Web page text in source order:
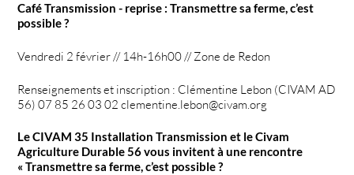
Café Transmission - reprise : Transmettre sa ferme, c’est
possible ?
Vendredi 2 février // 14h-16h00 // Zone de Redon
Renseignements et inscription : Clémentine Lebon (CIVAM AD
56) 07 85 26 03 02 clementine.lebon@civam.org
Le CIVAM 35 Installation Transmission et le Civam
Agriculture Durable 56 vous invitent à une rencontre
« Transmettre sa ferme, c’est possible ?